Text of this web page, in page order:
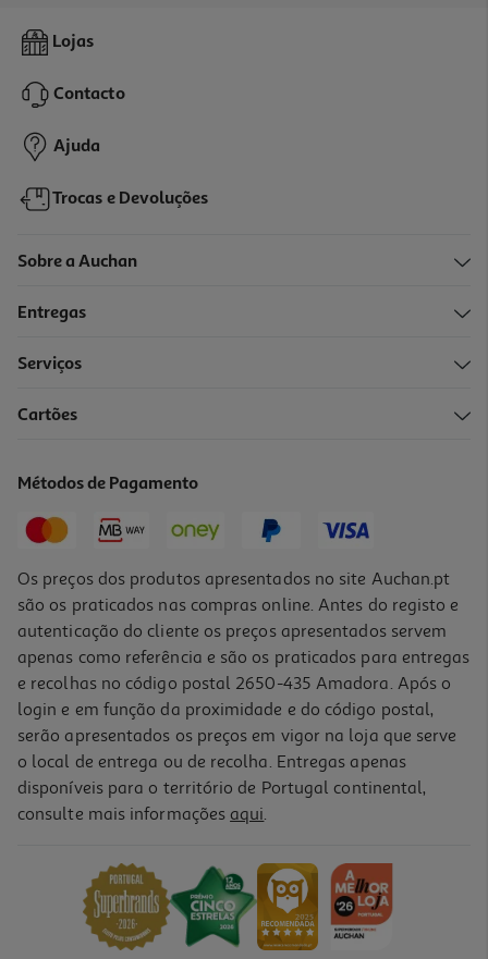
Toalhão Banho Alg Organ Actuel Bege 500gr 70x140
9,99 €
Toalhão Banho Actuel Preto 480gr 70x140
Lojas
Contacto
Ajuda
Trocas e Devoluções
Sobre a Auchan
Entregas
Serviços
Cartões
Métodos de Pagamento
Os preços dos produtos apresentados no site Auchan.pt
são os praticados nas compras online. Antes do registo e
autenticação do cliente os preços apresentados servem
apenas como referência e são os praticados para entregas
e recolhas no código postal 2650-435 Amadora. Após o
login e em função da proximidade e do código postal,
serão apresentados os preços em vigor na loja que serve
o local de entrega ou de recolha. Entregas apenas
disponíveis para o território de Portugal continental,
consulte mais informações aqui.